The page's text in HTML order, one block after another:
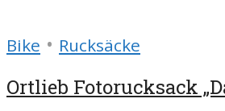
Bike • Rucksäcke
Ortlieb Fotorucksack